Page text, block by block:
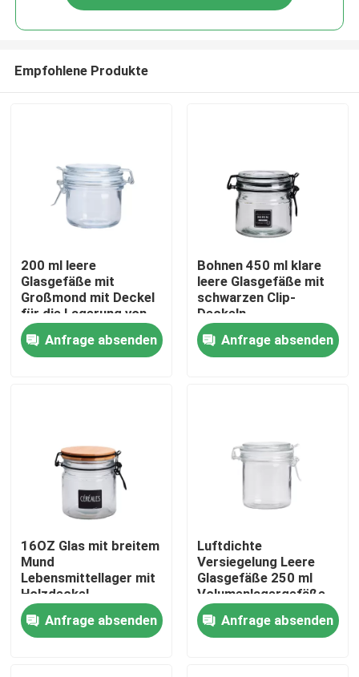
Produkte
Über uns
Qualitätskontrolle
Kontakt mit uns
Bitte um ein Angebot
Leere Glasgefäße
Empfohlene Produkte
200 ml leere
Glasgefäße mit
Großmond mit Deckel
für die Lagerung von
Lebensmitteln
Anfrage absenden
Bohnen 450 ml klare
leere Glasgefäße mit
schwarzen Clip-
Deckeln
Silikonverschlüsse
Anfrage absenden
16OZ Glas mit breitem
Mund
Lebensmittellager mit
Holzdeckel
Anfrage absenden
Luftdichte
Versiegelung Leere
Glasgefäße 250 ml
Volumenlagergefäße
mit Clip-Deckel
Anfrage absenden